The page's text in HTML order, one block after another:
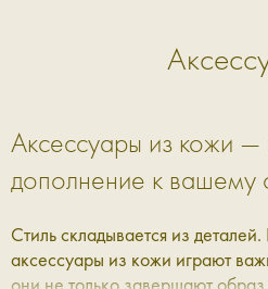
Аксессуары из кожи
дополнение к вашему
Стиль складывается из
аксессуары из кожи играют
они не только завершают